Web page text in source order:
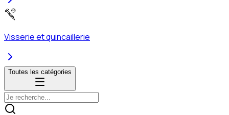
Visserie et quincaillerie
Toutes les catégories